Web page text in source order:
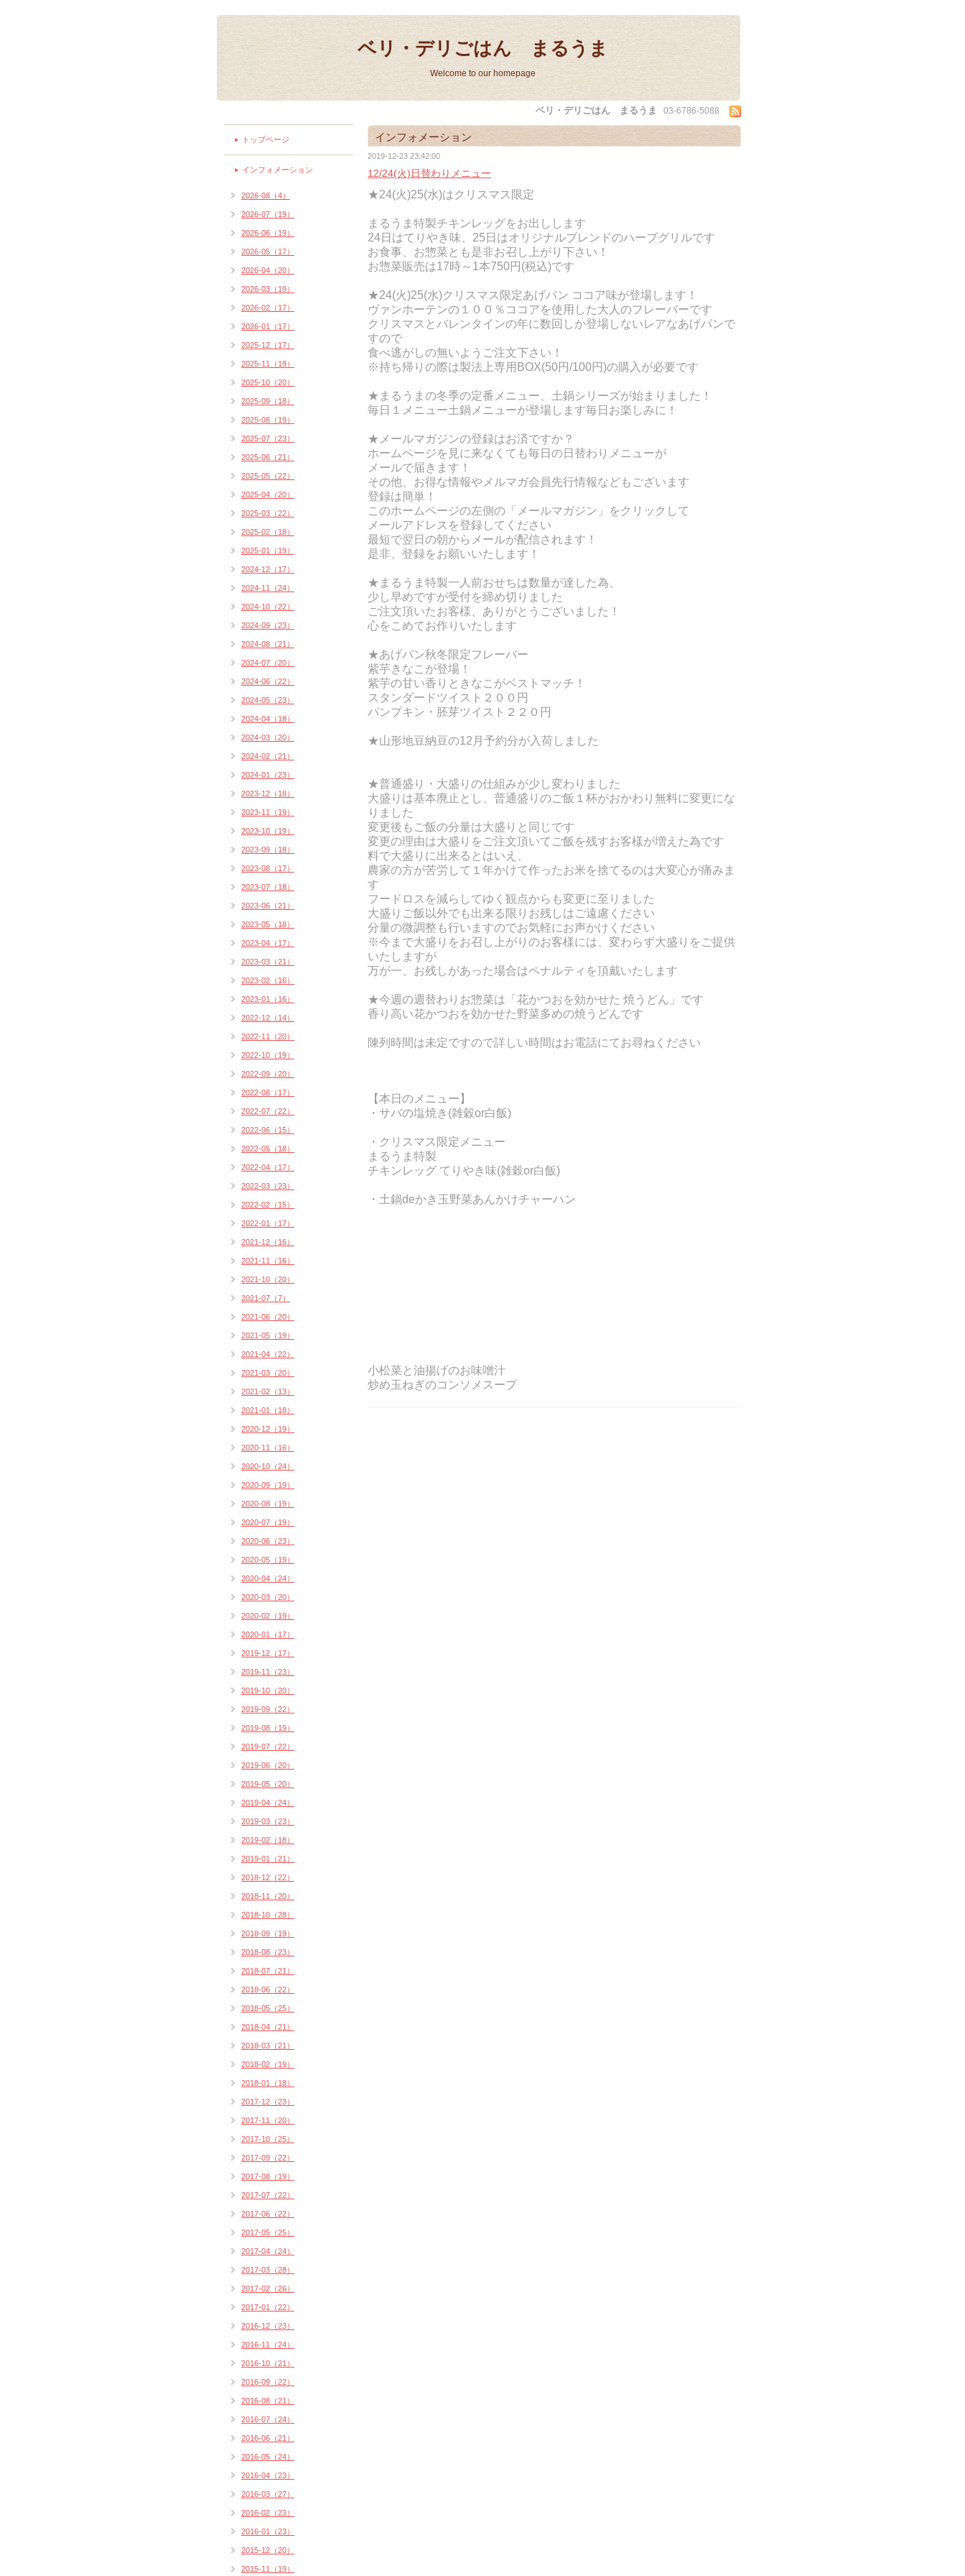
ベリ・デリごはん まるうま
Welcome to our homepage
ベリ・デリごはん まるうま 03-6786-5088
インフォメーション
2019-12-23 23:42:00
12/24(火)日替わりメニュー
★24(火)25(水)はクリスマス限定
まるうま特製チキンレッグをお出しします
24日はてりやき味、25日はオリジナルブレンドのハーブグリルです
お食事、お惣菜とも是非お召し上がり下さい！
お惣菜販売は17時～1本750円(税込)です
★24(火)25(水)クリスマス限定あげパン ココア味が登場します！
ヴァンホーテンの１００％ココアを使用した大人のフレーバーです
クリスマスとバレンタインの年に数回しか登場しないレアなあげパンで
すので
食べ逃がしの無いようご注文下さい！
※持ち帰りの際は製法上専用BOX(50円/100円)の購入が必要です
★まるうまの冬季の定番メニュー、土鍋シリーズが始まりました！
毎日１メニュー土鍋メニューが登場します毎日お楽しみに！
★メールマガジンの登録はお済ですか？
ホームページを見に来なくても毎日の日替わりメニューが
メールで届きます！
その他、お得な情報やメルマガ会員先行情報などもございます
登録は簡単！
このホームページの左側の「メールマガジン」をクリックして
メールアドレスを登録してください
最短で翌日の朝からメールが配信されます！
是非、登録をお願いいたします！
★まるうま特製一人前おせちは数量が達した為、
少し早めですが受付を締め切りました
ご注文頂いたお客様、 ありがとうございました！
心をこめてお作りいたします
★あげパン秋冬限定フレーバー
紫芋きなこが登場！
紫芋の甘い香りときなこがベストマッチ！
スタンダードツイスト２００円
パンプキン・胚芽ツイスト２２０円
★山形地豆納豆の12月予約分が入荷しました
★普通盛り・大盛りの仕組みが少し変わりました
大盛りは基本廃止とし、普通盛りのご飯１杯がおかわり無料に変更にな
りました
変更後もご飯の分量は大盛りと同じです
変更の理由は大盛りをご注文頂いてご飯を残すお客様が増えた為です
料で大盛りに出来るとはいえ、
農家の方が苦労して１年かけて作ったお米を捨てるのは大変心が痛みま
す
フードロスを減らしてゆく観点からも変更に至りました
大盛りご飯以外でも出来る限りお残しはご遠慮ください
分量の微調整も行いますのでお気軽にお声かけください
※今まで大盛りをお召し上がりのお客様には、変わらず大盛りをご提供
いたしますが
万が一、お残しがあった場合はペナルティを頂戴いたします
★今週の週替わりお惣菜は「花かつおを効かせた 焼うどん」です
香り高い花かつおを効かせた野菜多めの焼うどんです
陳列時間は未定ですので詳しい時間はお電話にてお尋ねください
【本日のメニュー】
・サバの塩焼き (雑穀or白飯)
・クリスマス限定メニュー
まるうま特製
チキンレッグ てりやき味(雑穀or白飯)
・土鍋deかき玉野菜あんかけチャーハン
小松菜と油揚げのお味噌汁
炒め玉ねぎのコンソメ スープ
トップページ
インフォメーション
2026-08（4）
2026-07（19）
2026-06（19）
2026-05（17）
2026-04（20）
2026-03（19）
2026-02（17）
2026-01（17）
2025-12（17）
2025-11（19）
2025-10（20）
2025-09（18）
2025-08（19）
2025-07（23）
2025-06（21）
2025-05（22）
2025-04（20）
2025-03（22）
2025-02（18）
2025-01（19）
2024-12（17）
2024-11（24）
2024-10（22）
2024-09（23）
2024-08（21）
2024-07（20）
2024-06（22）
2024-05（23）
2024-04（18）
2024-03（20）
2024-02（21）
2024-01（23）
2023-12（18）
2023-11（19）
2023-10（19）
2023-09（18）
2023-08（17）
2023-07（18）
2023-06（21）
2023-05（18）
2023-04（17）
2023-03（21）
2023-02（16）
2023-01（16）
2022-12（14）
2022-11（20）
2022-10（19）
2022-09（20）
2022-08（17）
2022-07（22）
2022-06（15）
2022-05（18）
2022-04（17）
2022-03（23）
2022-02（15）
2022-01（17）
2021-12（16）
2021-11（16）
2021-10（20）
2021-07（7）
2021-06（20）
2021-05（19）
2021-04（22）
2021-03（20）
2021-02（13）
2021-01（18）
2020-12（19）
2020-11（16）
2020-10（24）
2020-09（19）
2020-08（19）
2020-07（19）
2020-06（23）
2020-05（19）
2020-04（24）
2020-03（20）
2020-02（19）
2020-01（17）
2019-12（17）
2019-11（23）
2019-10（20）
2019-09（22）
2019-08（19）
2019-07（22）
2019-06（20）
2019-05（20）
2019-04（24）
2019-03（23）
2019-02（18）
2019-01（21）
2018-12（22）
2018-11（20）
2018-10（28）
2018-09（19）
2018-08（23）
2018-07（21）
2018-06（22）
2018-05（25）
2018-04（21）
2018-03（21）
2018-02（19）
2018-01（18）
2017-12（23）
2017-11（20）
2017-10（25）
2017-09（22）
2017-08（19）
2017-07（22）
2017-06（22）
2017-05（25）
2017-04（24）
2017-03（28）
2017-02（26）
2017-01（22）
2016-12（23）
2016-11（24）
2016-10（21）
2016-09（22）
2016-08（21）
2016-07（24）
2016-06（21）
2016-05（24）
2016-04（23）
2016-03（27）
2016-02（23）
2016-01（23）
2015-12（20）
2015-11（19）